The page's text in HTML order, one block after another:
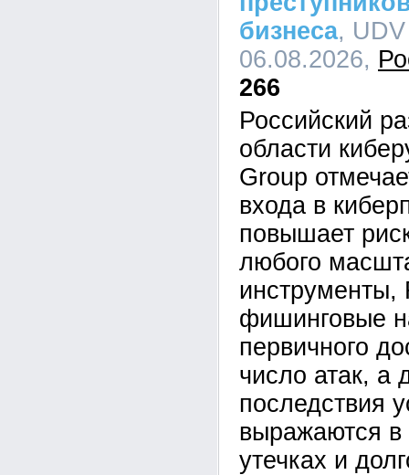
бизнеса,
06.08.2026,
266
Российский
области
Group
входа в
повышает
любого
фишинговые
первичного
число атак, а
последствия
выражаются в
утечках и